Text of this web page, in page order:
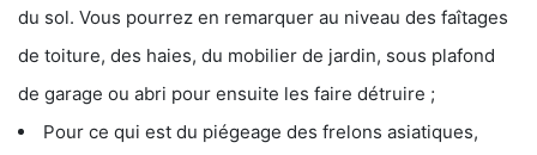
du sol. Vous pourrez en remarquer au niveau des faîtages
de toiture, des haies, du mobilier de jardin, sous plafond
de garage ou abri pour ensuite les faire détruire ;
Pour ce qui est du piégeage des frelons asiatiques,